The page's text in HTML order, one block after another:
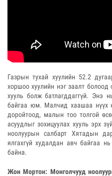
Газрын тухай хуулийн 52.2
хоршоо хуулийн нэг заалт
хууль болж батлагддаггүй. Энэ
байгаа юм. Малчид хаашаа нүүх
доройтоод, малын тоо толгой
асуудлыг зохицуулах хууль эрх
ноолуурын салбарт Хятадын
ялгахгүй худалдан авч байгаа
байна.
Жон Мортон: Монголчууд